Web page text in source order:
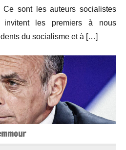
sont les auteurs socialistes
invitent les premiers à nous
du socialisme et à […]